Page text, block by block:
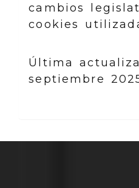
cambios
cookies
Última
septiembre